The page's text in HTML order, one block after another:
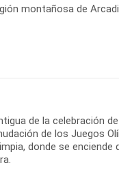
montañosa de
de la celebración
de los Juegos
donde se enciende